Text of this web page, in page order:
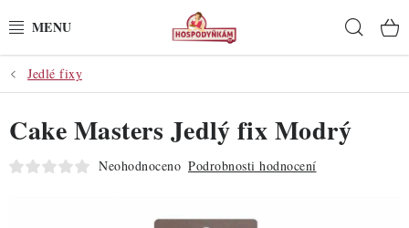
na
POTŘEBY
POMŮCKY
SUROVINY
Jedlé fixy
Cake Masters Jedlý fix Modrý
Neohodnoceno Podrobnosti hodnocení